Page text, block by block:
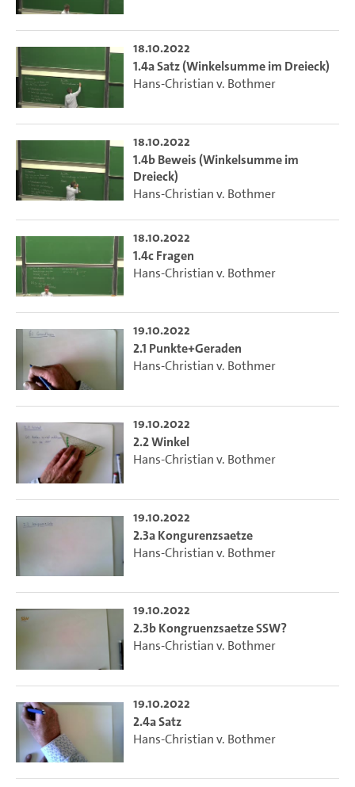
18.10.2022
1.4a Satz (Winkelsumme im Dreieck)
Hans-Christian v. Bothmer
18.10.2022
1.4b Beweis (Winkelsumme im
Dreieck)
Hans-Christian v. Bothmer
18.10.2022
1.4c Fragen
Hans-Christian v. Bothmer
19.10.2022
2.1 Punkte+Geraden
Hans-Christian v. Bothmer
19.10.2022
2.2 Winkel
Hans-Christian v. Bothmer
19.10.2022
2.3a Kongurenzsaetze
Hans-Christian v. Bothmer
19.10.2022
2.3b Kongruenzsaetze SSW?
Hans-Christian v. Bothmer
19.10.2022
2.4a Satz
Hans-Christian v. Bothmer